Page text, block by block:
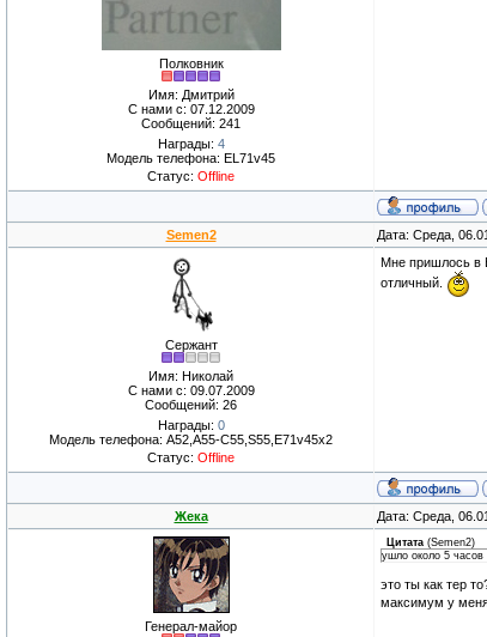
Полковник
Имя: Дмитрий
С нами с: 07.12.2009
Сообщений: 241
Награды: 4
Модель телефона: EL71v45
Статус: Offline
Semen2 Дата: Среда,
Сержант
Имя: Николай
С нами с: 09.07.2009
Сообщений: 26
Награды: 0
Модель телефона: A52,A55-C55,S55,E71v45x2
Статус: Offline
Мне пришлось в
отличный.
Жека Дата: Среда,
Генерал-майор
Цитата (Semen2)
ушло около 5 часов
это ты как тер
максимум у